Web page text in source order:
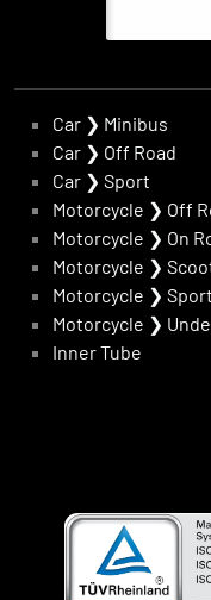
Car ❯ Minibus
Car ❯ Off Road
Car ❯ Sport
Motorcycle ❯ Off
Motorcycle ❯ On
Motorcycle ❯
Motorcycle ❯ Sport
Motorcycle ❯
Inner Tube